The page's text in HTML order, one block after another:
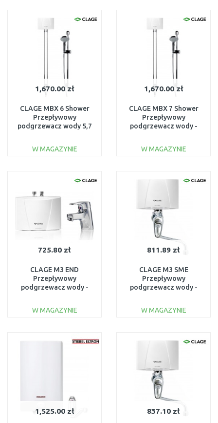
Do porównania Do porównania
1,670.00 zł
CLAGE MBX 6 Shower
Przepływowy
podgrzewacz wody 5,7
W MAGAZYNIE
Do porównania
1,670.00 zł
CLAGE MBX 7 Shower
Przepływowy
podgrzewacz wody -
W MAGAZYNIE
Do porównania
725.80 zł
CLAGE M3 END
Przepływowy
podgrzewacz wody -
W MAGAZYNIE
Do porównania
811.89 zł
CLAGE M3 SME
Przepływowy
podgrzewacz wody -
W MAGAZYNIE
Do porównania
1,525.00 zł 837.10 zł